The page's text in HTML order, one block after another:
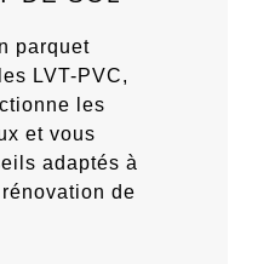
parquet
LVT-PVC,
les
et vous
adaptés à
de